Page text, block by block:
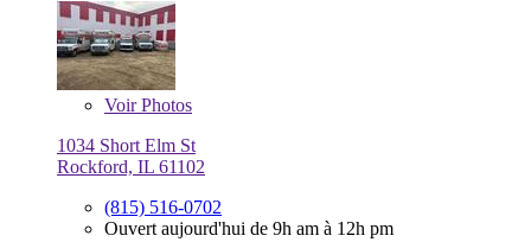
VoirPhotos
1034 Short Elm St
Rockford, IL 61102
(815) 516-0702
Ouvert aujourd'hui de 9h am à 12h pm